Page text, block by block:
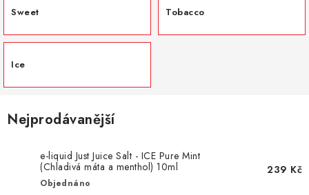
JEDNORÁZOVÉ A DOBÍJECÍ E-CIGARETY
PŘÍSLUŠENSTVÍ
ZNAČKY
Vše o nákupu Jak reklamovat či vrátit zboží
Kontakty
Prodejny
Sweet Tobacco
Ice
Nejprodávanější
e-liquid Just Juice Salt - ICE Pure Mint
(Chladivá máta a menthol) 10ml
Objednáno
239 Kč